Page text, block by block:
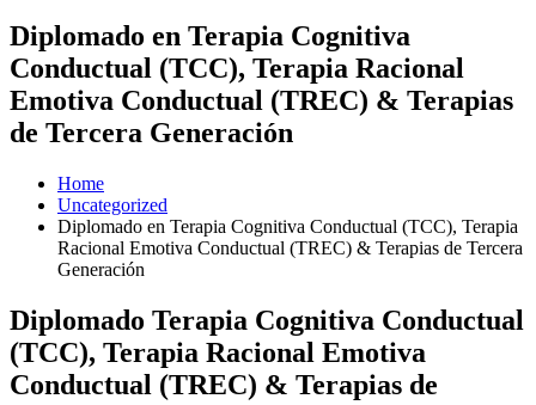
Diplomado en Terapia Cognitiva
Conductual (TCC), Terapia Racional
Emotiva Conductual (TREC) & Terapias
de Tercera Generación
Home
Uncategorized
Diplomado en Terapia Cognitiva Conductual (TCC), Terapia
Racional Emotiva Conductual (TREC) & Terapias de Tercera
Generación
Diplomado Terapia Cognitiva Conductual
(TCC), Terapia Racional Emotiva
Conductual (TREC) & Terapias de